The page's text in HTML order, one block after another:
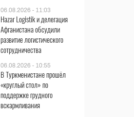
06.08.2026 - 11:03
Hazar Logistik и делегация
Афганистана обсудили
развитие логистического
сотрудничества
06.08.2026 - 10:55
В Туркменистане прошёл
«круглый стол» по
поддержке грудного
вскармливания